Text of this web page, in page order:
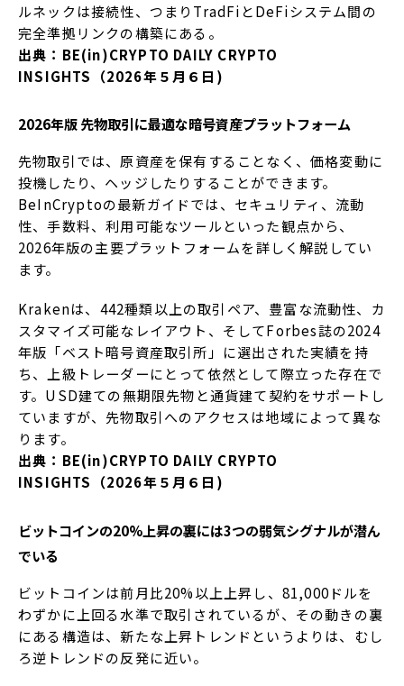
ルネックは接続性、つまりTradFiとDeFiシステム間の
完全準拠リンクの構築にある。
出典：BE(in)CRYPTO DAILY CRYPTO
INSIGHTS（2026年５月６日)
2026年版 先物取引に最適な暗号資産プラットフォーム
先物取引では、原資産を保有することなく、価格変動に
投機したり、ヘッジしたりすることができます。
BeInCryptoの最新ガイドでは、セキュリティ、流動
性、手数料、利用可能なツールといった観点​​から、
2026年版の主要プラットフォームを詳しく解説してい
ます。
Krakenは、442種類以上の取引ペア、豊富な流動性、カ
スタマイズ可能なレイアウト、そしてForbes誌の2024
年版「ベスト暗号資産取引所」に選出された実績を持
ち、上級トレーダーにとって依然として際立った存在で
す。USD建ての無期限先物と通貨建て契約をサポートし
ていますが、先物取引へのアクセスは地域によって異な
ります。
出典：BE(in)CRYPTO DAILY CRYPTO
INSIGHTS（2026年５月６日)
ビットコインの20%上昇の裏には3つの弱気シグナルが潜ん
でいる
ビットコインは前月比20%以上上昇し、81,000ドルを
わずかに上回る水準で取引されているが、その動きの裏
にある構造は、新たな上昇トレンドというよりは、むし
ろ逆トレンドの反発に近い。